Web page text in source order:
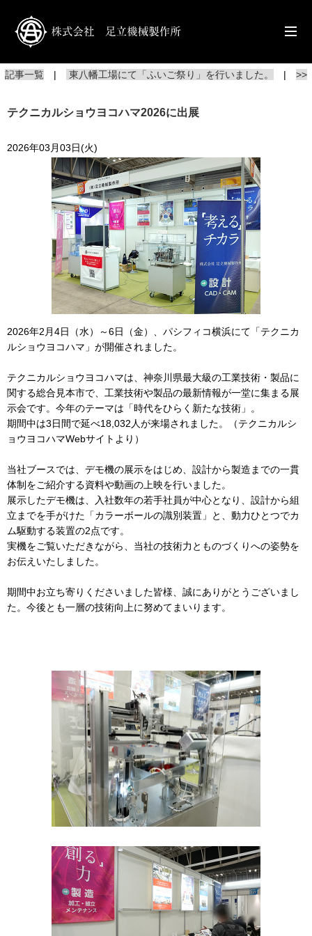
記事一覧 | 東八幡工場にて「ふいご祭り」を行いました。 | >>
テクニカルショウヨコハマ2026に出展
2026年03月03日(火)
2026年2月4日（水）～6日（金）、パシフィコ横浜にて「テクニカ
ルショウヨコハマ」が開催されました。
テクニカルショウヨコハマは、神奈川県最大級の工業技術・製品に
関する総合見本市で、工業技術や製品の最新情報が一堂に集まる展
示会です。今年のテーマは「時代をひらく新たな技術」。
期間中は3日間で延べ18,032人が来場されました。（テクニカルシ
ョウヨコハマWebサイトより）
当社ブースでは、デモ機の展示をはじめ、設計から製造までの一貫
体制をご紹介する資料や動画の上映を行いました。
展示したデモ機は、入社数年の若手社員が中心となり、設計から組
立までを手がけた「カラーボールの識別装置」と、動力ひとつでカ
ム駆動する装置の2点です。
実機をご覧いただきながら、当社の技術力とものづくりへの姿勢を
お伝えいたしました。
期間中お立ち寄りくださいました皆様、誠にありがとうございまし
た。今後とも一層の技術向上に努めてまいります。